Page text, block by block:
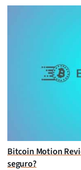
Bitcoin Motion
seguro?